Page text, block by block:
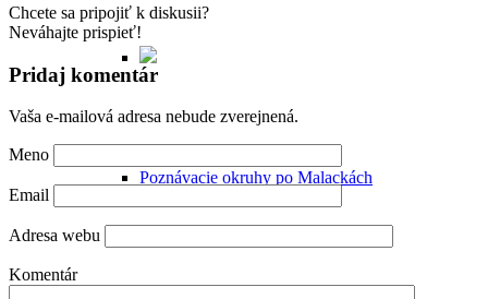
Poznávacie okruhy po Malackách
Chcete sa pripojiť k diskusii?
Neváhajte prispieť!
Pridaj komentár
Vaša e-mailová adresa nebude zverejnená.
Meno
Email
Adresa webu
Komentár